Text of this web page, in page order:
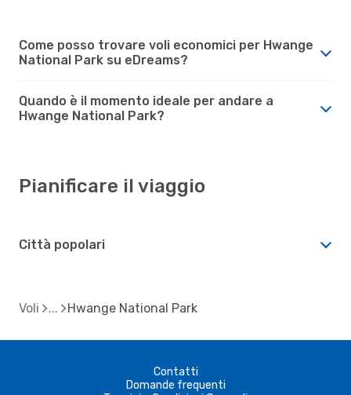
Come posso trovare voli economici per Hwange
National Park su eDreams?
Quando è il momento ideale per andare a
Hwange National Park?
Pianificare il viaggio
Città popolari
Voli Hwange National Park
Contatti
Domande frequenti